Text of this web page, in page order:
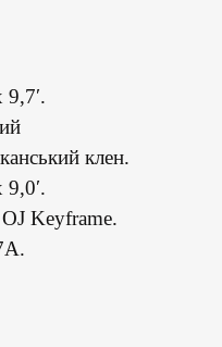
9,7′.
клен.
9,0′.
Keyframe.